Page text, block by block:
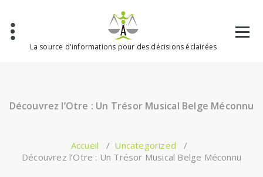
contenu
La source d'informations pour des décisions éclairées
Découvrez l’Otre : Un Trésor Musical Belge Méconnu
Accueil / Uncategorized /
Découvrez l’Otre : Un Trésor Musical Belge Méconnu